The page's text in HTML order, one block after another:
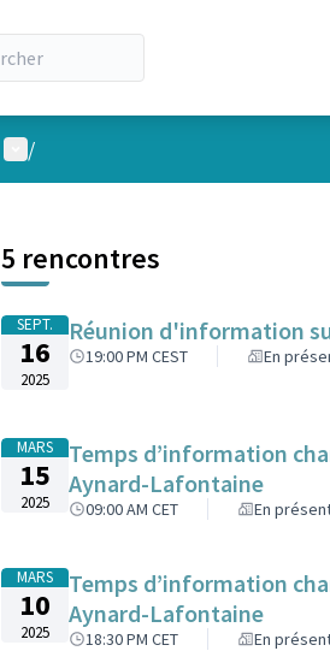
Menu utilisateur
/
5 rencontres
SEPT.
16
2025
19:00 PM CEST En
MARS
15
2025
Temps d’information
Aynard-Lafontaine
09:00 AM CET En
MARS
10
2025
Temps d’information
Aynard-Lafontaine
18:30 PM CET En